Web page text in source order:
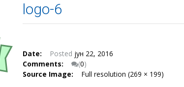
logo-6
Date: Posted јун 22, 2016
Comments:
(0)
Source Image:
Full resolution (269 × 199)